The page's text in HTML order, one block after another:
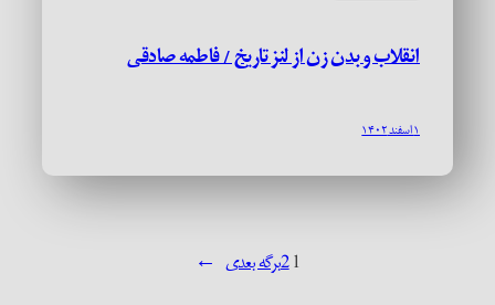
انقلاب و بدن زن از لنز تاریخ / فاطمه صادقی
۱ اسفند ۱۴۰۲
1
2برگه بعدی →